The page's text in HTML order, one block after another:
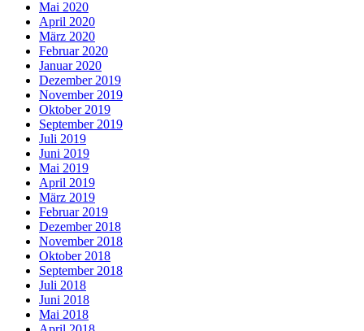
Mai 2020
April 2020
März 2020
Februar 2020
Januar 2020
Dezember 2019
November 2019
Oktober 2019
September 2019
Juli 2019
Juni 2019
Mai 2019
April 2019
März 2019
Februar 2019
Dezember 2018
November 2018
Oktober 2018
September 2018
Juli 2018
Juni 2018
Mai 2018